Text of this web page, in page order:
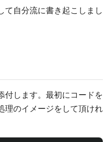
て自分流に書き起こしまし
付します。最初にコードを
理のイメージをして頂けれ